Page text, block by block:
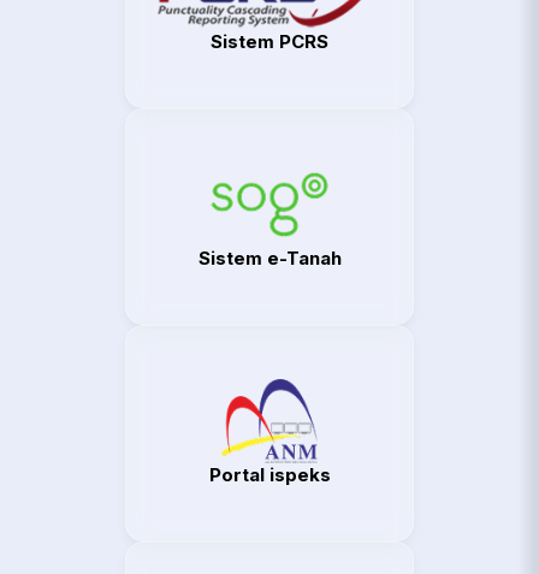
Sistem PCRS
Sistem e-Tanah
Portal ispeks